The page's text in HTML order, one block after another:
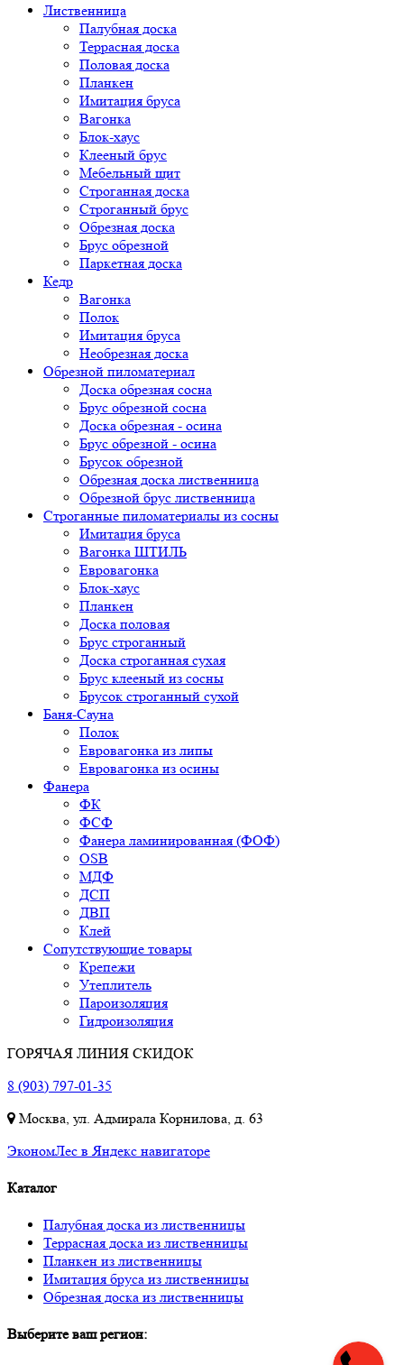
Лиственница
Палубная доска
Террасная доска
Половая доска
Планкен
Имитация бруса
Вагонка
Блок-хаус
Клееный брус
Мебельный щит
Строганная доска
Строганный брус
Обрезная доска
Брус обрезной
Паркетная доска
Кедр
Вагонка
Полок
Имитация бруса
Необрезная доска
Обрезной пиломатериал
Доска обрезная сосна
Брус обрезной сосна
Доска обрезная - осина
Брус обрезной - осина
Брусок обрезной
Обрезная доска лиственница
Обрезной брус лиственница
Строганные пиломатериалы из сосны
Имитация бруса
Вагонка ШТИЛЬ
Евровагонка
Блок-хаус
Планкен
Доска половая
Брус строганный
Доска строганная сухая
Брус клееный из сосны
Брусок строганный сухой
Баня-Сауна
Полок
Евровагонка из липы
Евровагонка из осины
Фанера
ФК
ФСФ
Фанера ламинированная (ФОФ)
OSB
МДФ
ДСП
ДВП
Клей
Сопутствующие товары
Крепежи
Утеплитель
Пароизоляция
Гидроизоляция
ГОРЯЧАЯ ЛИНИЯ СКИДОК
8 (903) 797-01-35
Москва, ул. Адмирала Корнилова, д. 63
ЭкономЛес в Яндекс навигаторе
Каталог
Палубная доска из лиственницы
Террасная доска из лиственницы
Планкен из лиственницы
Имитация бруса из лиственницы
Обрезная доска из лиственницы
Выберите ваш регион: